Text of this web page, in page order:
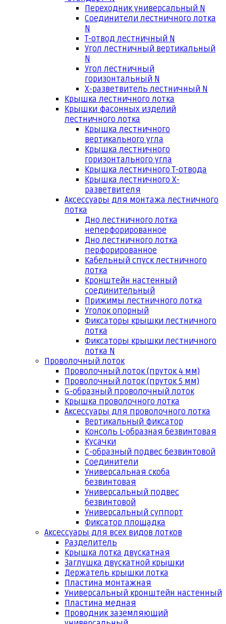
Переходник универсальный N
Соединители лестничного лотка
N
Т-отвод лестничный N
Угол лестничный вертикальный
N
Угол лестничный
горизонтальный N
Х-разветвитель лестничный N
Крышка лестничного лотка
Крышки фасонных изделий
лестничного лотка
Крышка лестничного
вертикального угла
Крышка лестничного
горизонтального угла
Крышка лестничного Т-отвода
Крышка лестничного Х-
разветвителя
Аксессуары для монтажа лестничного
лотка
Дно лестничного лотка
неперфорированное
Дно лестничного лотка
перфорированное
Кабельный спуск лестничного
лотка
Кронштейн настенный
соединительный
Прижимы лестничного лотка
Уголок опорный
Фиксаторы крышки лестничного
лотка
Фиксаторы крышки лестничного
лотка N
Проволочный лоток
Проволочный лоток (пруток 4 мм)
Проволочный лоток (пруток 5 мм)
G-образный проволочный лоток
Крышка проволочного лотка
Аксессуары для проволочного лотка
Вертикальный фиксатор
Консоль L-образная безвинтовая
Кусачки
С-образный подвес безвинтовой
Соединители
Универсальная скоба
безвинтовая
Универсальный подвес
безвинтовой
Универсальный суппорт
Фиксатор площадка
Аксессуары для всех видов лотков
Разделитель
Крышка лотка двускатная
Заглушка двускатной крышки
Держатель крышки лотка
Пластина монтажная
Универсальный кронштейн настенный
Пластина медная
Проводник заземляющий